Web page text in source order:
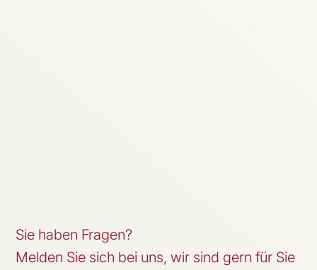
Sie haben Fragen?
Melden Sie sich bei uns, wir sind gern für Sie